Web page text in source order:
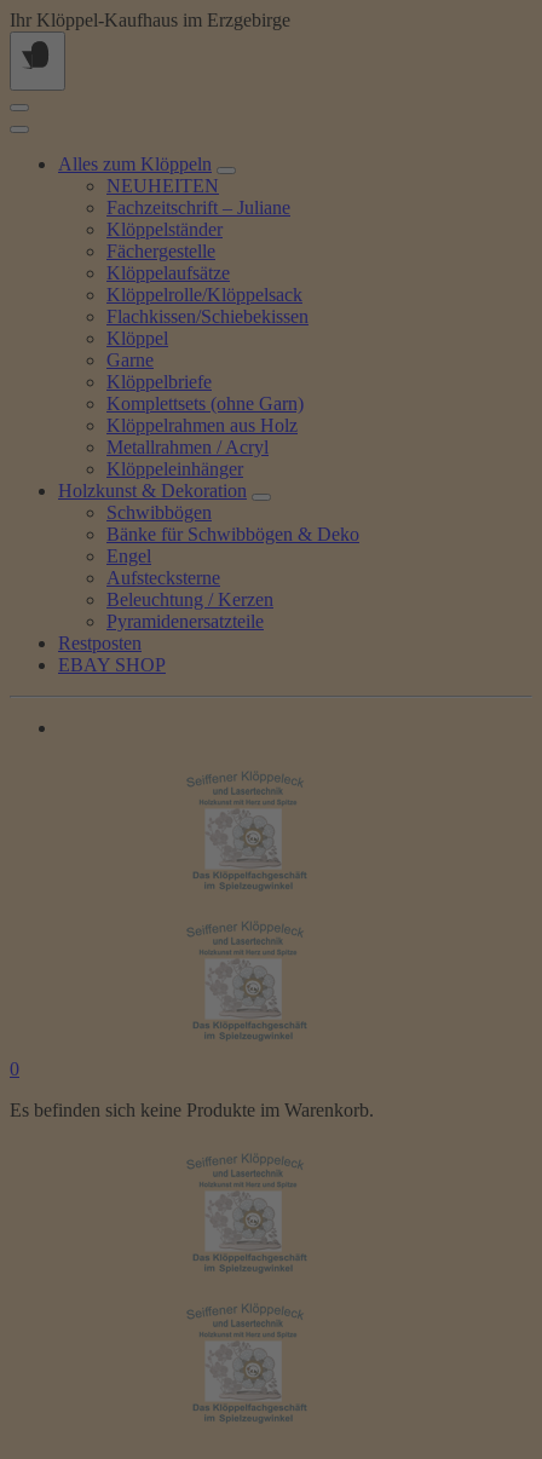
Springe
zum
Inhalt
Ihr Klöppel-Kaufhaus im Erzgebirge
Alles zum Klöppeln
NEUHEITEN
Fachzeitschrift – Juliane
Klöppelständer
Fächergestelle
Klöppelaufsätze
Klöppelrolle/Klöppelsack
Flachkissen/Schiebekissen
Klöppel
Garne
Klöppelbriefe
Komplettsets (ohne Garn)
Klöppelrahmen aus Holz
Metallrahmen / Acryl
Klöppeleinhänger
Holzkunst & Dekoration
Schwibbögen
Bänke für Schwibbögen & Deko
Engel
Aufstecksterne
Beleuchtung / Kerzen
Pyramidenersatzteile
Restposten
EBAY SHOP
0
Es befinden sich keine Produkte im Warenkorb.